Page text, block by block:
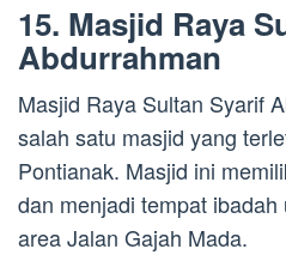
15. Masjid Raya
Abdurrahman
Masjid Raya Sultan Syarif
salah satu masjid yang
Pontianak. Masjid ini
dan menjadi tempat
area Jalan Gajah Mada.